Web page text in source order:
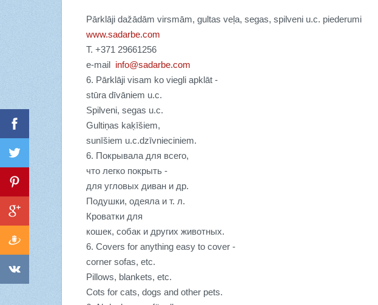
Pārklāji dažādām virsmām, gultas veļa, segas, spilveni u.c. piederumi
www.sadarbe.com
T. +371 29661256
e-mail info@sadarbe.com
6. Pārklāji visam ko viegli apklāt -
stūra dīvāniem u.c.
Spilveni, segas u.c.
Gultiņas kaķīšiem,
sunīšiem u.c.dzīvnieciniem.
6. Покрывала для всего,
что легко покрыть -
для угловых диван и др.
Подушки, одеяла и т. л.
Кроватки для
кошек, собак и других животных.
6. Covers for anything easy to cover -
corner sofas, etc.
Pillows, blankets, etc.
Cots for cats, dogs and other pets.